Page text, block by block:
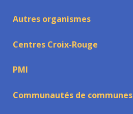
Autres organismes
Centres Croix-Rouge
PMI
Communautés de communes